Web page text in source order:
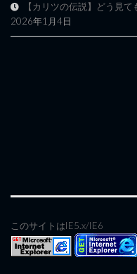
【カリツの伝説】どう見
2026年1月4日
このサイトはIE5.x/IE6